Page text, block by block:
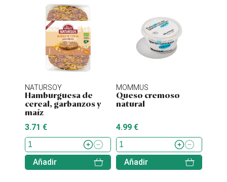
NATURSOY
Hamburguesa de
cereal, garbanzos y
maíz
3.71 €
Añadir
MOMMUS
Queso cremoso
natural
4.99 €
Añadir